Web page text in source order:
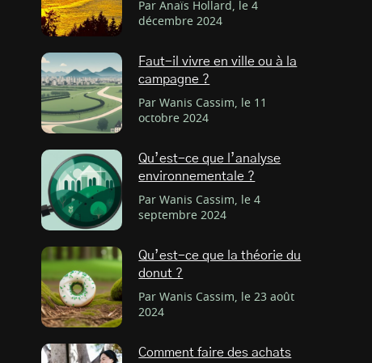
Par Anaïs Hollard, le 4
décembre 2024
Faut-il vivre en ville ou à la
campagne ?
Par Wanis Cassim, le 11
octobre 2024
Qu’est-ce que l’analyse
environnementale ?
Par Wanis Cassim, le 4
septembre 2024
Qu’est-ce que la théorie du
donut ?
Par Wanis Cassim, le 23 août
2024
Comment faire des achats